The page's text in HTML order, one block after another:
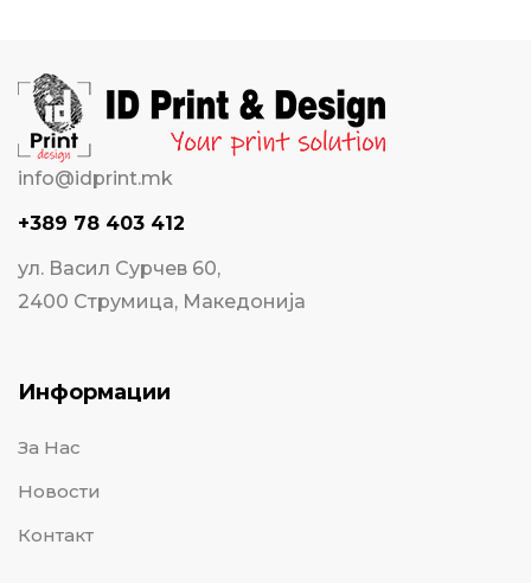
info@idprint.mk
+389 78 403 412
ул. Васил Сурчев 60,
2400 Струмица, Македонија
Информации
За Нас
Новости
Контакт